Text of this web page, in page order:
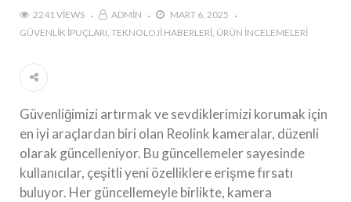
2241 VIEWS ADMIN
MART 6, 2025
GÜVENLIK İPUÇLARI TEKNOLOJI HABERLERI ÜRÜN İNCELEMELERI
Güvenliğimizi artırmak ve sevdiklerimizi korumak için
en iyi araçlardan biri olan Reolink kameralar, düzenli
olarak güncelleniyor. Bu güncellemeler sayesinde
kullanıcılar, çeşitli yeni özelliklere erişme fırsatı
buluyor. Her güncellemeyle birlikte, kamera